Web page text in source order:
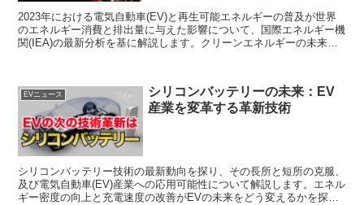
2023年における電気自動車(EV)と再生可能エネルギーの普及が世界
のエネルギー消費と排出量に与えた影響について、国際エネルギー機
関(IEA)の最新分析を基に解説します。クリーンエネルギーの未来を
EVニュース
シリコンバッテリーの未来：EV
産業を変革する革新技術
シリコンバッテリー技術の最新動向を探り、その長所と短所の克服、
及び電気自動車(EV)産業への応用可能性について解説します。エネル
ギー密度の向上と充電速度の改善がEVの未来をどう変えるかを探り